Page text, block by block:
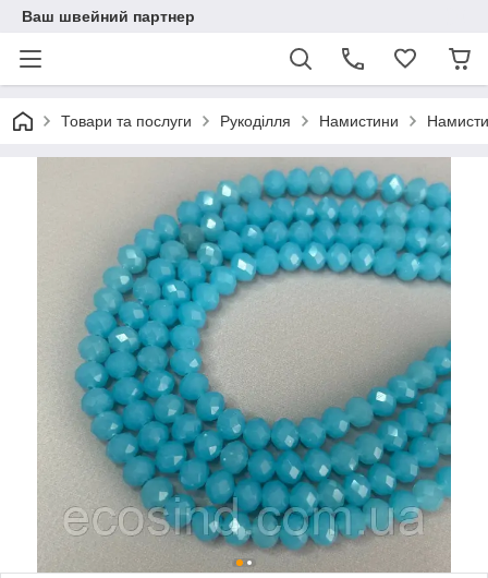
Ваш швейний партнер
Товари та послуги Рукоділля Намистини